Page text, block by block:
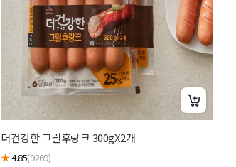
더건강한 그릴후랑크 300gX2개
★4.85(9269)